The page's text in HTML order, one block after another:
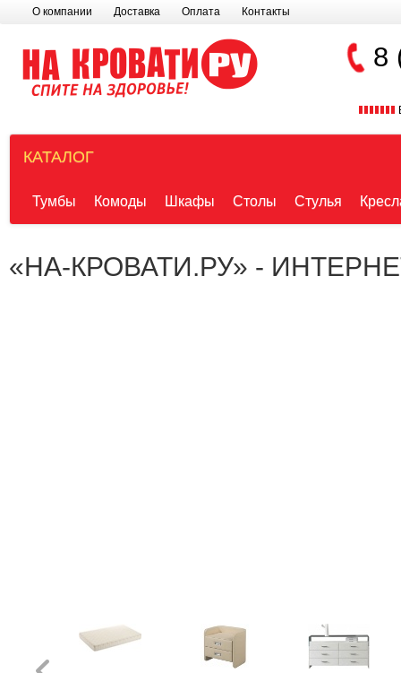
О компании Доставка Оплата Контакты
8
КАТАЛОГ
Тумбы Комоды Шкафы Столы Стулья
«НА-КРОВАТИ.РУ» -